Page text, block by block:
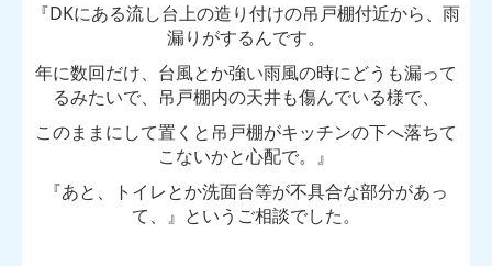
『DKにある流し台上の造り付けの吊戸棚付近から、雨
漏りがするんです。
年に数回だけ、台風とか強い雨風の時にどうも漏って
るみたいで、吊戸棚内の天井も傷んでいる様で、
このままにして置くと吊戸棚がキッチンの下へ落ちて
こないかと心配で。』
『あと、トイレとか洗面台等が不具合な部分があっ
て、』というご相談でした。